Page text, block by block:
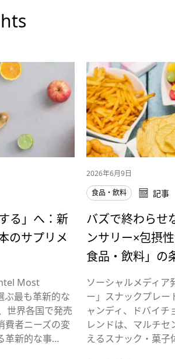
る」へ：新
のサプリメ
Most
最も革新的な
世界各国で発売
費者ニーズの変
革新的な事…
2026年6月9日
食品・飲料
記事
バズで終わら
ンサリー×包摂
食品・飲料」の
ソーシャルメディア
ー」スナックプレー
ャンディ、ドバイチ
レンドは、マルチ
えるスナック・菓